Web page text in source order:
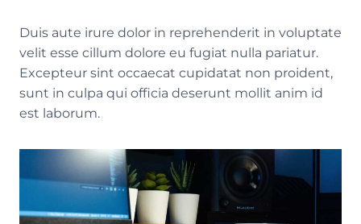
Duis aute irure dolor in reprehenderit in voluptate
velit esse cillum dolore eu fugiat nulla pariatur.
Excepteur sint occaecat cupidatat non proident,
sunt in culpa qui officia deserunt mollit anim id
est laborum.